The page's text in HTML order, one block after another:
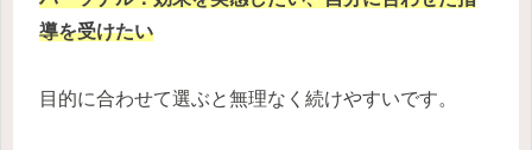
導を受けたい
目的に合わせて選ぶと無理なく続けやすいです。